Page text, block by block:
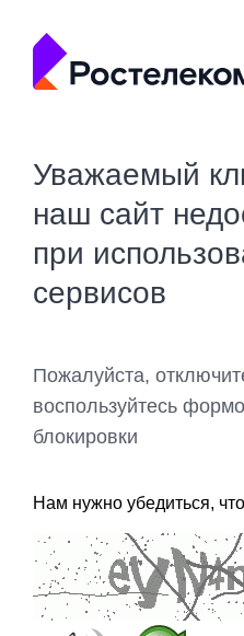
Уважаемый
наш сайт
при
сервисов
Пожалуйста,
воспользуйтесь
блокировки
Нам нужно убедиться,